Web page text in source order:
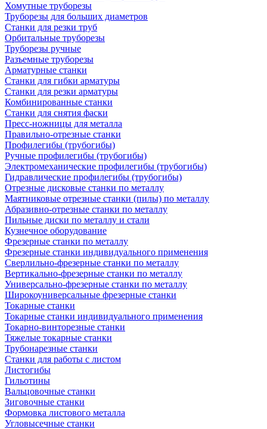
Хомутные труборезы
Труборезы для больших диаметров
Станки для резки труб
Орбитальные труборезы
Труборезы ручные
Разъемные труборезы
Арматурные станки
Станки для гибки арматуры
Станки для резки арматуры
Комбинированные станки
Станки для снятия фаски
Пресс-ножницы для металла
Правильно-отрезные станки
Профилегибы (трубогибы)
Ручные профилегибы (трубогибы)
Электромеханические профилегибы (трубогибы)
Гидравлические профилегибы (трубогибы)
Отрезные дисковые станки по металлу
Маятниковые отрезные станки (пилы) по металлу
Абразивно-отрезные станки по металлу
Пильные диски по металлу и стали
Кузнечное оборудование
Фрезерные станки по металлу
Фрезерные станки индивидуального применения
Сверлильно-фрезерные станки по металлу
Вертикально-фрезерные станки по металлу
Универсально-фрезерные станки по металлу
Широкоуниверсальные фрезерные станки
Токарные станки
Токарные станки индивидуального применения
Токарно-винторезные станки
Тяжелые токарные станки
Трубонарезные станки
Станки для работы с листом
Листогибы
Гильотины
Вальцовочные станки
Зиговочные станки
Формовка листового металла
Угловысечные станки